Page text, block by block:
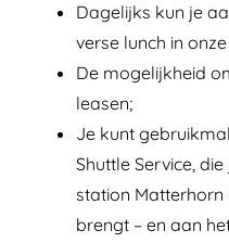
Dagelijks kun je
verse lunch in
De mogelijkheid
leasen;
Je kunt
Shuttle Service,
station Matterhorn
brengt – en aan